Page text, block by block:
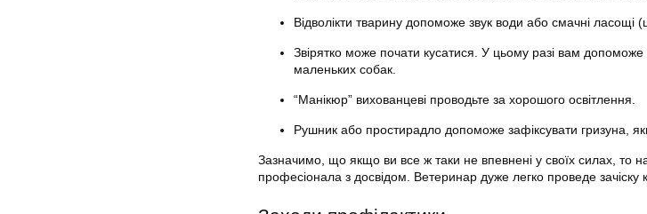
Відволікти тварину допоможе звук води або смачні ласощі
Звірятко може почати кусатися. У цьому разі вам
маленьких собак.
“Манікюр” вихованцеві проводьте за хорошого освітлення.
Рушник або простирадло допоможе зафіксувати гризуна,
Зазначимо, що якщо ви все ж таки не впевнені у своїх силах, то
професіонала з досвідом. Ветеринар дуже легко проведе зачіску